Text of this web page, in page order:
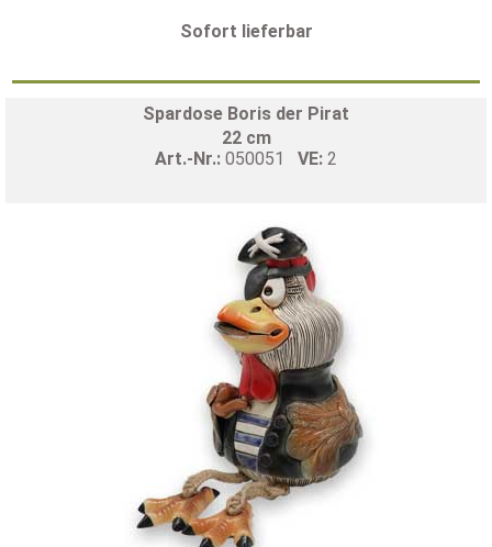
Sofort lieferbar
Spardose Boris der Pirat
22 cm
Art.-Nr.: 050051 VE: 2